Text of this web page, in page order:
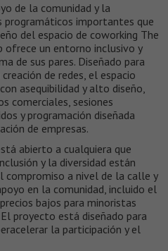
de la comunidad y la
importantes que
del espacio de coworking The
ofrece un entorno inclusivo y
de sus pares. Diseñado para
de redes, el espacio
asequibilidad y alto diseño,
comerciales, sesiones
y programación diseñada
de empresas.
abierto a cualquiera que
y la diversidad están
compromiso a nivel de la calle y
en la comunidad, incluido el
bajos para minoristas
proyecto está diseñado para
la participación y el